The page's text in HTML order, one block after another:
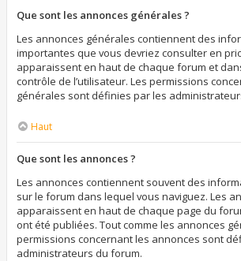
Que sont les annonces générales ?
Les annonces générales contiennent des
importantes que vous devriez consulter en
apparaissent en haut de chaque forum et
contrôle de l’utilisateur. Les permissions
générales sont définies par les
Haut
Que sont les annonces ?
Les annonces contiennent souvent des
sur le forum dans lequel vous naviguez. Les
apparaissent en haut de chaque page du
ont été publiées. Tout comme les annonces
permissions concernant les annonces sont
administrateurs du forum.